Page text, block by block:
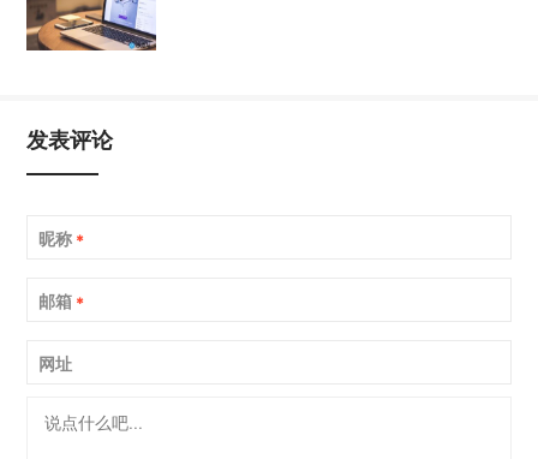
发表评论
昵称 *
邮箱 *
网址